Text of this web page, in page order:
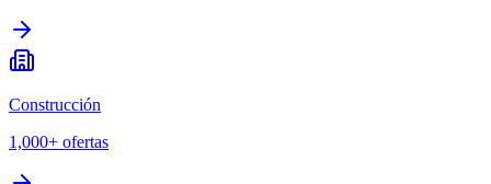
Construcción
1,000+ ofertas